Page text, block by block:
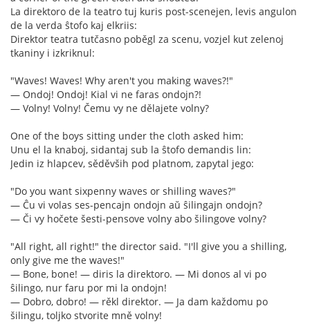
La direktoro de la teatro tuj kuris post-scenejen, levis angulon
de la verda ŝtofo kaj elkriis:
Direktor teatra tutčasno poběgl za scenu, vozjel kut zelenoj
tkaniny i izkriknul:
"Waves! Waves! Why aren't you making waves?!"
— Ondoj! Ondoj! Kial vi ne faras ondojn?!
— Volny! Volny! Čemu vy ne dělajete volny?
One of the boys sitting under the cloth asked him:
Unu el la knaboj, sidantaj sub la ŝtofo demandis lin:
Jedin iz hlapcev, sěděvših pod platnom, zapytal jego:
"Do you want sixpenny waves or shilling waves?"
— Ĉu vi volas ses-pencajn ondojn aŭ ŝilingajn ondojn?
— Či vy hočete šesti-pensove volny abo šilingove volny?
"All right, all right!" the director said. "I'll give you a shilling,
only give me the waves!"
— Bone, bone! — diris la direktoro. — Mi donos al vi po
ŝilingo, nur faru por mi la ondojn!
— Dobro, dobro! — rěkl direktor. — Ja dam každomu po
šilingu, toljko stvorite mně volny!